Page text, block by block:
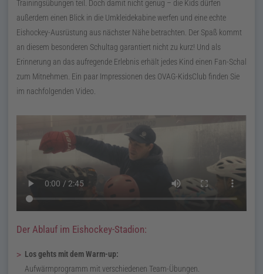
Trainingsübungen teil. Doch damit nicht genug – die Kids dürfen
außerdem einen Blick in die Umkleidekabine werfen und eine echte
Eishockey-Ausrüstung aus nächster Nähe betrachten. Der Spaß kommt
an diesem besonderen Schultag garantiert nicht zu kurz! Und als
Erinnerung an das aufregende Erlebnis erhält jedes Kind einen Fan-Schal
zum Mitnehmen. Ein paar Impressionen des OVAG-KidsClub finden Sie
im nachfolgenden Video.
Der Ablauf im Eishockey-Stadion:
Los gehts mit dem Warm-up:
Aufwärmprogramm mit verschiedenen Team-Übungen.